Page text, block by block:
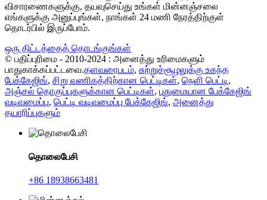
விசாரணைகளுக்கு, தயவுசெய்து உங்கள் மின்னஞ்சலை
எங்களுக்கு அனுப்புங்கள், நாங்கள் 24 மணி நேரத்திற்குள்
தொடர்பில் இருப்போம்.
ஒரு திட்டத்தைத் தொடங்குங்கள்
© பதிப்புரிமை - 2010-2024 : அனைத்து உரிமைகளும்
பாதுகாக்கப்பட்டவை.தளவரைபடம், சுற்றுச்சூழலுக்கு உகந்த
பேக்கேஜிங், சிறு வணிகத்திற்கான பெட்டிகள், நெளி பெட்டி,
அஞ்சல் தொகுப்புகளுக்கான பெட்டிகள், புதுமையான பேக்கேஜிங்
வடிவமைப்பு, பெட்டி வடிவமைப்பு பேக்கேஜிங், அனைத்து
தயாரிப்புகளும்
தொலைபேசி
+86 18938663481